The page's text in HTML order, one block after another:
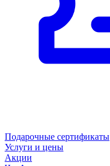
Подарочные сертификаты
Услуги и цены
Акции